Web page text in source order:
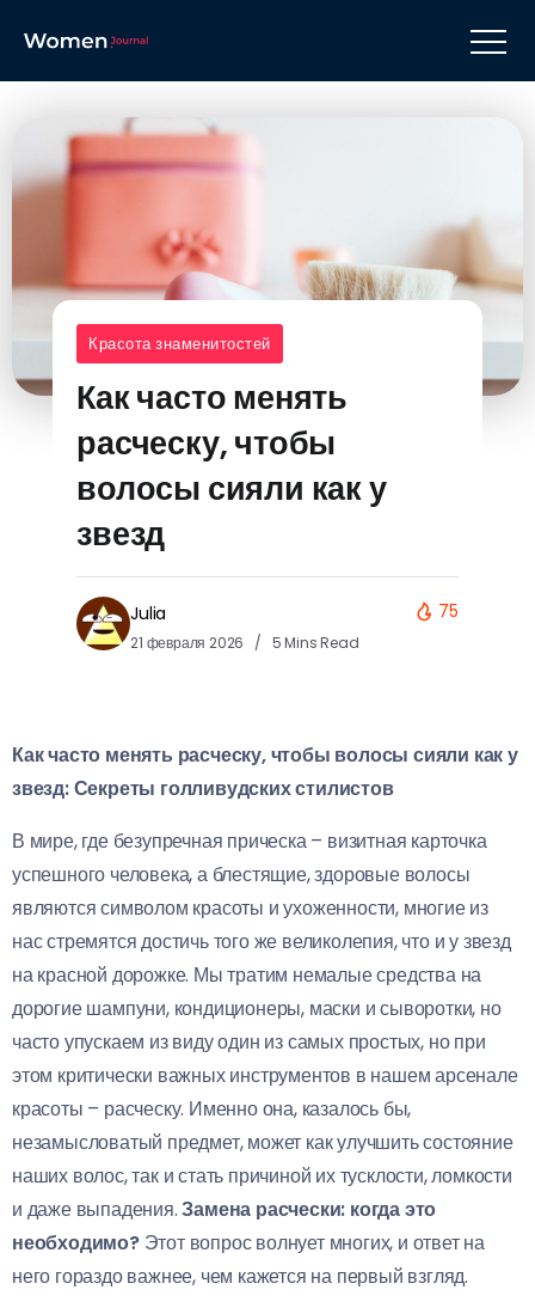
Красота знаменитостей
Как часто менять
расческу, чтобы
волосы сияли как у
звезд
Julia
21 февраля 2026 5 Mins Read
75
Как часто менять расческу, чтобы волосы сияли как у
звезд: Секреты голливудских стилистов
В мире, где безупречная прическа – визитная карточка
успешного человека, а блестящие, здоровые волосы
являются символом красоты и ухоженности, многие из
нас стремятся достичь того же великолепия, что и у звезд
на красной дорожке. Мы тратим немалые средства на
дорогие шампуни, кондиционеры, маски и сыворотки, но
часто упускаем из виду один из самых простых, но при
этом критически важных инструментов в нашем арсенале
красоты – расческу. Именно она, казалось бы,
незамысловатый предмет, может как улучшить состояние
наших волос, так и стать причиной их тусклости, ломкости
и даже выпадения.Замена расчески: когда это
необходимо?Этот вопрос волнует многих, и ответ на
него гораздо важнее, чем кажется на первый взгляд.